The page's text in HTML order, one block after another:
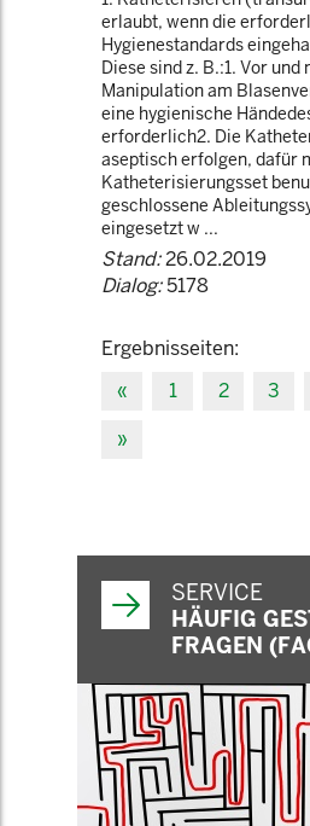
erlaubt, wenn die
Hygienestandards
Diese sind z. B.:1. Vor und
Manipulation am
eine hygienische
erforderlich2. Die
aseptisch erfolgen, dafür
Katheterisierungsset
geschlossene
eingesetzt w ...
Stand:26.02.2019
Dialog:5178
Ergebnisseiten:
«
1 2 3
»
SERVICE
HÄUFIG
FRAGEN